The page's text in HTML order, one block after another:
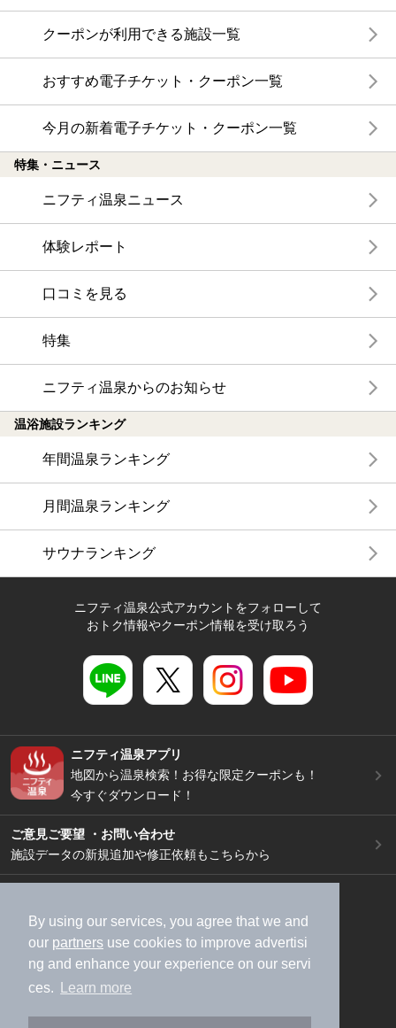
By using our services, you agree that we and
our partners use cookies to improve advertisi
ng and enhance your experience on our servi
ces.
Learn more
クーポンが利用できる施設一覧
おすすめ電子チケット・クーポン一覧
今月の新着電子チケット・クーポン一覧
特集・ニュース
ニフティ温泉ニュース
体験レポート
口コミを見る
特集
ニフティ温泉からのお知らせ
温浴施設ランキング
年間温泉ランキング
月間温泉ランキング
サウナランキング
ニフティ温泉公式アカウントをフォローして
おトク情報やクーポン情報を受け取ろう
ニフティ温泉アプリ
地図から温泉検索！お得な限定クーポンも！
今すぐダウンロード！
ご意見ご要望 ・お問い合わせ
施設データの新規追加や修正依頼もこちらから
加盟店募集（資料請求）
広告出稿のご案内
利用規約
ライフスタイルMEMBERS+規約
特定商取引法に基づく表記
ヘルプ
採用情報
運営会社